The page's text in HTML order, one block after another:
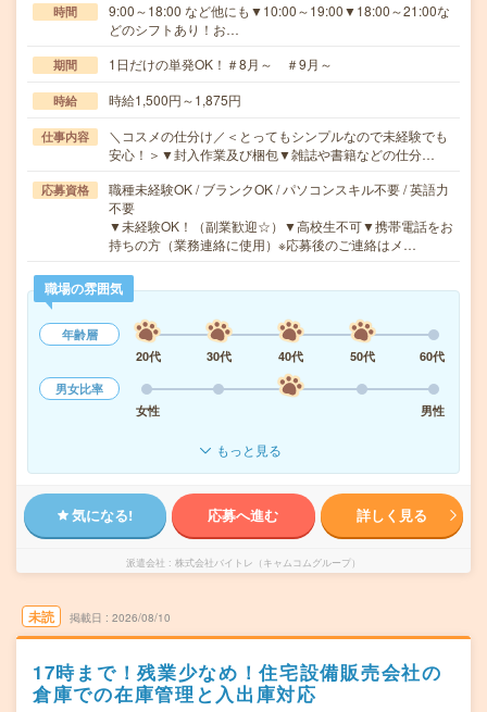
時間
9:00～18:00 など他にも▼10:00～19:00▼18:00～21:00な
どのシフトあり！お…
期間 1日だけの単発OK！＃8月～ ＃9月～
時給 時給1,500円～1,875円
仕事内容
＼コスメの仕分け／＜とってもシンプルなので未経験でも
安心！＞▼封入作業及び梱包▼雑誌や書籍などの仕分…
応募資格
職種未経験OK / ブランクOK / パソコンスキル不要 / 英語力
不要
▼未経験OK！（副業歓迎☆）▼高校生不可▼携帯電話をお
持ちの方（業務連絡に使用）※応募後のご連絡はメ…
職場の雰囲気
年齢層
20代
30代 40代 50代
60代
男女比率
女性
男性
もっと見る
気になる! 応募へ進む 詳しく見る
派遣会社 株式会社バイトレ（キャムコムグループ）
未読 掲載日 2026/08/10
17時まで！残業少なめ！住宅設備販売会社の
倉庫での在庫管理と入出庫対応